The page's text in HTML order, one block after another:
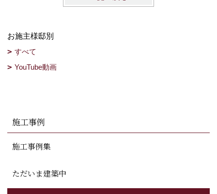
お施主様邸別
すべて
YouTube動画
施工事例
施工事例集
ただいま建築中